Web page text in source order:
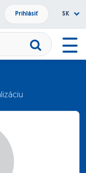
Prihlásiť SK